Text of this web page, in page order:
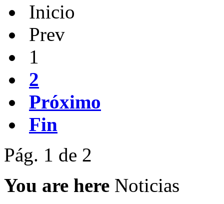
Inicio
Prev
1
2
Próximo
Fin
Pág. 1 de 2
You are here Noticias